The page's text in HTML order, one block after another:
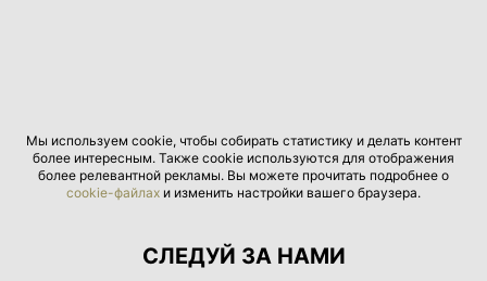
Мы используем cookie, чтобы собирать статистику и делать контент
более интересным. Также cookie используются для отображения
более релевантной рекламы. Вы можете прочитать подробнее о
cookie-файлах и изменить настройки вашего браузера.
СЛЕДУЙ ЗА НАМИ